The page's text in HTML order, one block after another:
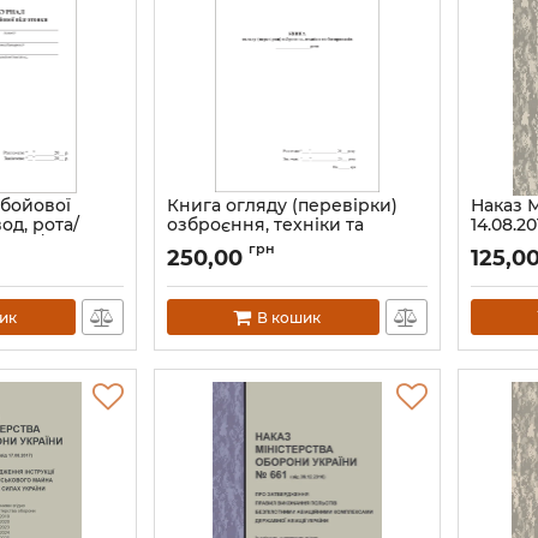
рота/
Книга огляду (перевірки)
озброєння, техніки та
боєприпасів роти. Додаток 11
до Статуту внутрішньої
служби (стаття 112)
Артикул:
250,00 грн
В кошик
Наказ
в
для
з
членів
Артикул: